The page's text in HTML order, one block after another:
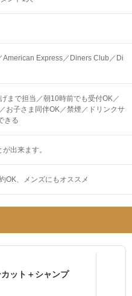
Express／Diners Club／Di
まで担当／朝10時前でも受付OK／
お子さま同伴OK／禁煙／ドリンクサ
きる
出来ます。
OK メンズにもオススメ
カット＋シャンプ